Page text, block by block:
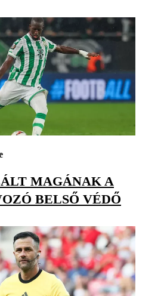
MAGÁNAK A
BELSŐ VÉDŐ